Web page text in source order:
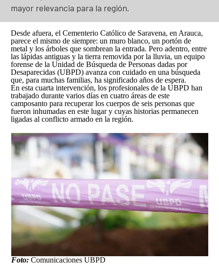
Así avanzamos
Mapa de personas buscadoras según solicitudes de
búsqueda
Generación de conocimiento para la búsqueda
mayor relevancia para la región.
Desde afuera, el Cementerio Católico de Saravena, en Arauca,
parece el mismo de siempre: un muro blanco, un portón de
metal y los árboles que sombrean la entrada. Pero adentro, entre
las lápidas antiguas y la tierra removida por la lluvia, un equipo
forense de la Unidad de Búsqueda de Personas dadas por
Desaparecidas (UBPD) avanza con cuidado en una búsqueda
que, para muchas familias, ha significado años de espera.
En esta cuarta intervención, los profesionales de la UBPD han
trabajado durante varios días en cuatro áreas de este
camposanto para recuperar los cuerpos de seis personas que
fueron inhumadas en este lugar y cuyas historias permanecen
ligadas al conflicto armado en la región.
Foto:Comunicaciones UBPD